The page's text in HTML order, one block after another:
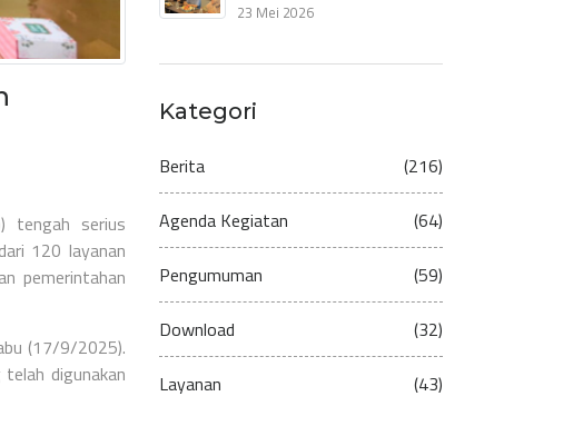
tengah serius
120 layanan
pemerintahan
(17/9/2025).
digunakan
23 Mei 2026
Kategori
Berita (216)
Agenda Kegiatan (64)
Pengumuman (59)
Download (32)
Layanan (43)